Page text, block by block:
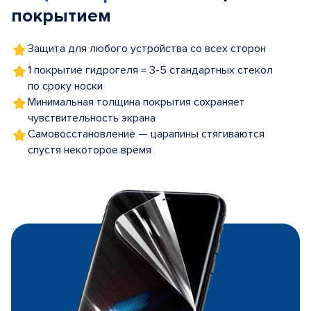
покрытием
Защита для любого устройства со всех сторон
1 покрытие гидрогеля = 3-5 стандартных стекол
по сроку носки
Минимальная толщина покрытия сохраняет
чувствительность экрана
Самовосстановление — царапины стягиваются
спустя некоторое время